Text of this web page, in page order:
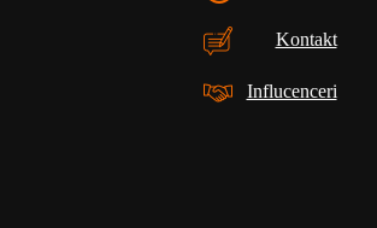
Kontakt
Influcenceri